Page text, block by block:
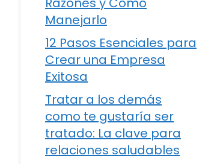
Manejarlo
12 Pasos Esenciales para
Crear una Empresa
Exitosa
Tratar a los demás
como te gustaría ser
tratado: La clave para
relaciones saludables